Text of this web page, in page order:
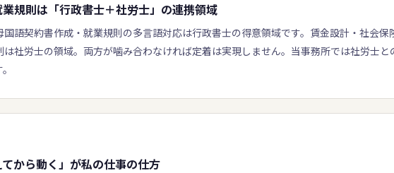
規則は「行政書士＋社労士」の連携領域
国語契約書作成・就業規則の多言語対応は行政書士の得意領域です。賃金設計・社会保
は社労士の領域。両方が噛み合わなければ定着は実現しません。当事務所では社労士と
てから動く」が私の仕事の仕方